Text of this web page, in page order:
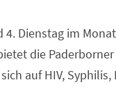
4. Dienstag im
die
auf HIV, Syphilis,